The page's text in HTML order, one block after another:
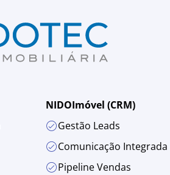
NIDOImóvel (CRM)
Gestão Leads
Comunicação Integrada
Pipeline Vendas